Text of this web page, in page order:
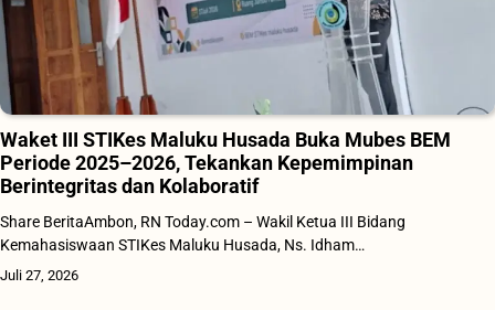
Waket III STIKes Maluku Husada Buka Mubes BEM
Periode 2025–2026, Tekankan Kepemimpinan
Berintegritas dan Kolaboratif
Share BeritaAmbon, RN Today.com – Wakil Ketua III Bidang
Kemahasiswaan STIKes Maluku Husada, Ns. Idham…
Juli 27, 2026